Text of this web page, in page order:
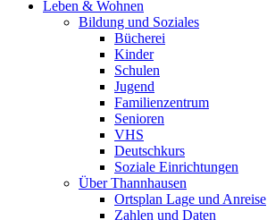
Leben & Wohnen
Bildung und Soziales
Bücherei
Kinder
Schulen
Jugend
Familienzentrum
Senioren
VHS
Deutschkurs
Soziale Einrichtungen
Über Thannhausen
Ortsplan Lage und Anreise
Zahlen und Daten